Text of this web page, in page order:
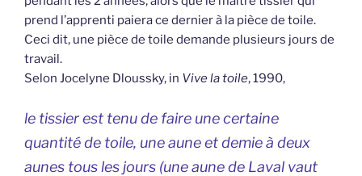
prend l’apprenti paiera ce dernier à la pièce de toile.
Ceci dit, une pièce de toile demande plusieurs jours de
travail.
Selon Jocelyne Dloussky, in Vive la toile, 1990,
le tissier est tenu de faire une certaine
quantité de toile, une aune et demie à deux
aunes tous les jours (une aune de Laval vaut